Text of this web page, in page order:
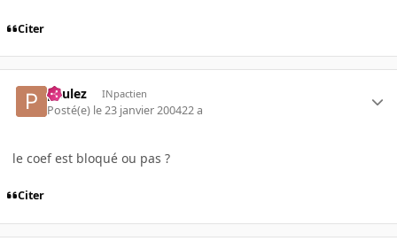
Citer
paulez INpactien
Posté(e) le 23 janvier 200422 a
le coef est bloqué ou pas ?
Citer